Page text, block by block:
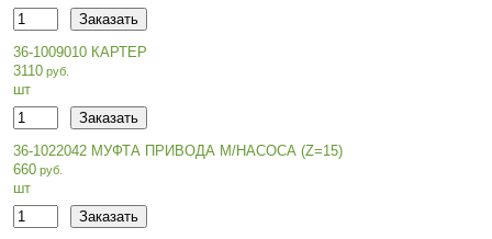
36-1009010 КАРТЕР
3110
шт
36-1022042 МУФТА ПРИВОДА М/НАСОСА (Z=15)
660
шт